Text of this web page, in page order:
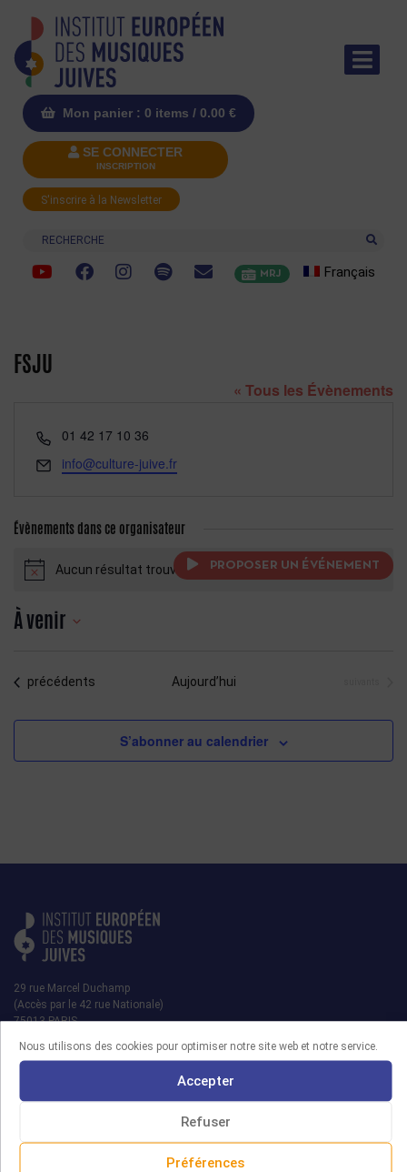
Nous utilisons des cookies pour optimiser notre site web et notre service.
Accepter
Refuser
Préférences
Mon panier : 0 items / 0.00 €
SE CONNECTER
INSCRIPTION
S'inscrire à la Newsletter
Recherche
MRJ Français
FSJU
« Tous les Évènements
Téléphone
01 42 17 10 36
Email
info@culture-juive.fr
Évènements dans ce organisateur
NoticeAucun résultat trouvé.
À venir
date.
PROPOSER UN ÉVÉNEMENT
Évènements
précédents Aujourd’hui
S’abonner au calendrier
29 rue Marcel Duchamp
(Accès par le 42 rue Nationale)
75013 PARIS